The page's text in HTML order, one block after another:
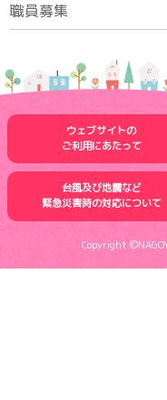
職員募集
ウェブサイトの
ご利用にあたって
台風及び地震など
緊急災害時の対応について
Copyright